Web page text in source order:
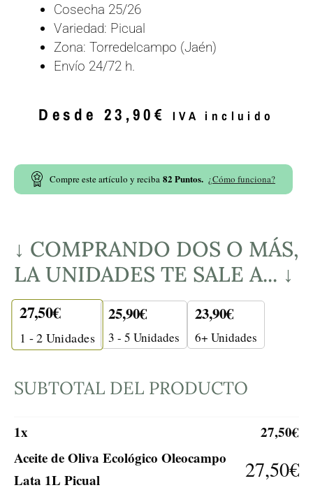
Cosecha 25/26
Variedad: Picual
Zona: Torredelcampo (Jaén)
Envío 24/72 h.
Desde 23,90€ IVA incluido
Compre este artículo y reciba 82 Puntos. ¿Cómo funciona?
↓ COMPRANDO DOS O MÁS,
LA UNIDADES TE SALE A... ↓
27,50€
1 - 2 Unidades
25,90€
3 - 5 Unidades
23,90€
6+ Unidades
SUBTOTAL DEL PRODUCTO
1x 27,50€
Aceite de Oliva Ecológico Oleocampo
Lata 1L Picual
27,50€